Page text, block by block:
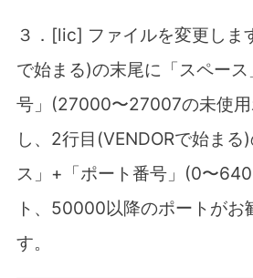
３．[lic] ファイルを変更しま
で始まる)の末尾に「スペース
号」 (27000〜27007の未使
し、 2行目 (VENDORで始まる)
ス」 + 「ポート番号」 (0〜
ト、 50000以降のポート がお
す。